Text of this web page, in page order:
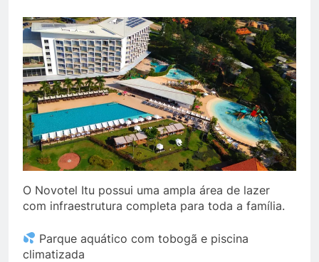
O Novotel Itu possui uma ampla área de lazer
com infraestrutura completa para toda a família.
Parque aquático com tobogã e piscina
climatizada